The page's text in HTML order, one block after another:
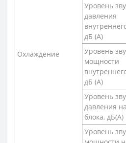
Охлаждение
Уровень
давления
дБ (А)
Уровень
мощности
дБ (А)
Уровень
давления
блока, дБ(A)
Уровень